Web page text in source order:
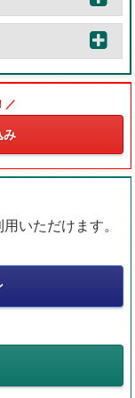
／
み
いただけます。